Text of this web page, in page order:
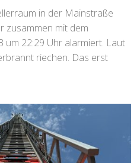
in der Mainstraße
zusammen mit dem
um 22:29 Uhr alarmiert. Laut
riechen. Das erst